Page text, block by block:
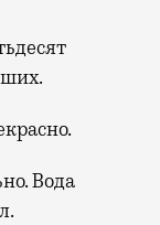
Вода